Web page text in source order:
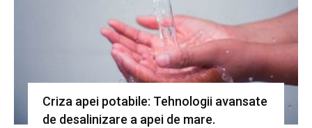
Criza apei potabile: Tehnologii avansate
de desalinizare a apei de mare.